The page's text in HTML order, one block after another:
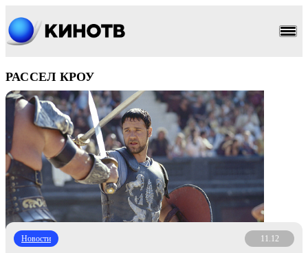
РАССЕЛ КРОУ
Новости 11.12